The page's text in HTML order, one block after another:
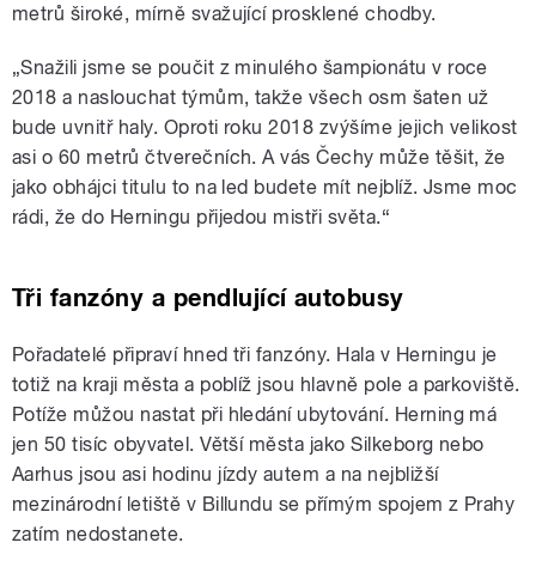
metrů široké, mírně svažující prosklené chodby.
„Snažili jsme se poučit z minulého šampionátu v roce
2018 a naslouchat týmům, takže všech osm šaten už
bude uvnitř haly. Oproti roku 2018 zvýšíme jejich velikost
asi o 60 metrů čtverečních. A vás Čechy může těšit, že
jako obhájci titulu to na led budete mít nejblíž. Jsme moc
rádi, že do Herningu přijedou mistři světa.“
Tři fanzóny a pendlující autobusy
Pořadatelé připraví hned tři fanzóny. Hala v Herningu je
totiž na kraji města a poblíž jsou hlavně pole a parkoviště.
Potíže můžou nastat při hledání ubytování. Herning má
jen 50 tisíc obyvatel. Větší města jako Silkeborg nebo
Aarhus jsou asi hodinu jízdy autem a na nejbližší
mezinárodní letiště v Billundu se přímým spojem z Prahy
zatím nedostanete.